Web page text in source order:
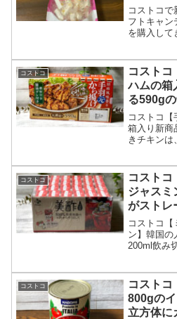
じ？
コストコで
フトキャン
を購入して
思います。
コストコ
コストコ
ハムの箱
る590g
甘辛醤油
コストコ
箱入り新商
きチキンは
コストコ
コストコ
ジャスミ
がストレ
イズで便
コストコ【
ン】韓国の
200ml飲み
コストコ
コストコ
800gの
立方体に